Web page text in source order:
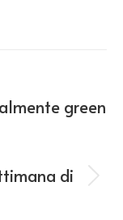
green
di